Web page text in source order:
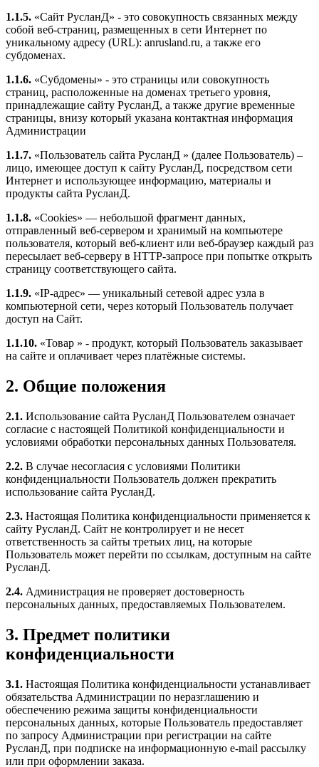
1.1.5. «Сайт РусланД» - это совокупность связанных между
собой веб-страниц, размещенных в сети Интернет по
уникальному адресу (URL): anrusland.ru, а также его
субдоменах.
1.1.6. «Субдомены» - это страницы или совокупность
страниц, расположенные на доменах третьего уровня,
принадлежащие сайту РусланД, а также другие временные
страницы, внизу который указана контактная информация
Администрации
1.1.7. «Пользователь сайта РусланД » (далее Пользователь) –
лицо, имеющее доступ к сайту РусланД, посредством сети
Интернет и использующее информацию, материалы и
продукты сайта РусланД.
1.1.8. «Cookies» — небольшой фрагмент данных,
отправленный веб-сервером и хранимый на компьютере
пользователя, который веб-клиент или веб-браузер каждый раз
пересылает веб-серверу в HTTP-запросе при попытке открыть
страницу соответствующего сайта.
1.1.9. «IP-адрес» — уникальный сетевой адрес узла в
компьютерной сети, через который Пользователь получает
доступ на Сайт.
1.1.10. «Товар » - продукт, который Пользователь заказывает
на сайте и оплачивает через платёжные системы.
2. Общие положения
2.1. Использование сайта РусланД Пользователем означает
согласие с настоящей Политикой конфиденциальности и
условиями обработки персональных данных Пользователя.
2.2. В случае несогласия с условиями Политики
конфиденциальности Пользователь должен прекратить
использование сайта РусланД.
2.3. Настоящая Политика конфиденциальности применяется к
сайту РусланД. Сайт не контролирует и не несет
ответственность за сайты третьих лиц, на которые
Пользователь может перейти по ссылкам, доступным на сайте
РусланД.
2.4. Администрация не проверяет достоверность
персональных данных, предоставляемых Пользователем.
3. Предмет политики
конфиденциальности
3.1. Настоящая Политика конфиденциальности устанавливает
обязательства Администрации по неразглашению и
обеспечению режима защиты конфиденциальности
персональных данных, которые Пользователь предоставляет
по запросу Администрации при регистрации на сайте
РусланД, при подписке на информационную e-mail рассылку
или при оформлении заказа.